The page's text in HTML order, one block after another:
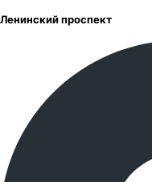
Ленинский проспект